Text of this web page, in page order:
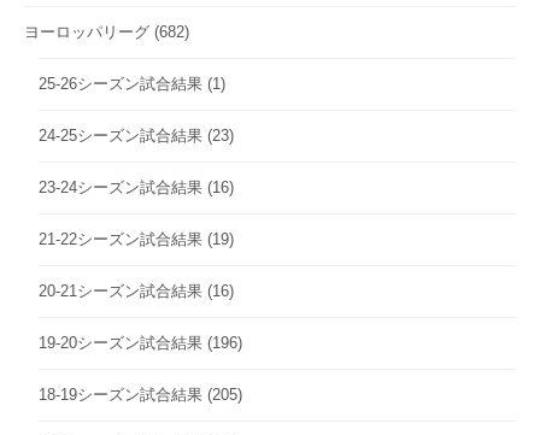
ヨーロッパリーグ (682)
25-26シーズン試合結果 (1)
24-25シーズン試合結果 (23)
23-24シーズン試合結果 (16)
21-22シーズン試合結果 (19)
20-21シーズン試合結果 (16)
19-20シーズン試合結果 (196)
18-19シーズン試合結果 (205)